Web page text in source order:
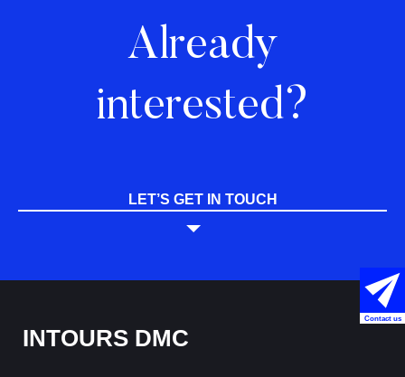
Already
interested?
LET’S GET IN TOUCH
INTOURS DMC
Contact us